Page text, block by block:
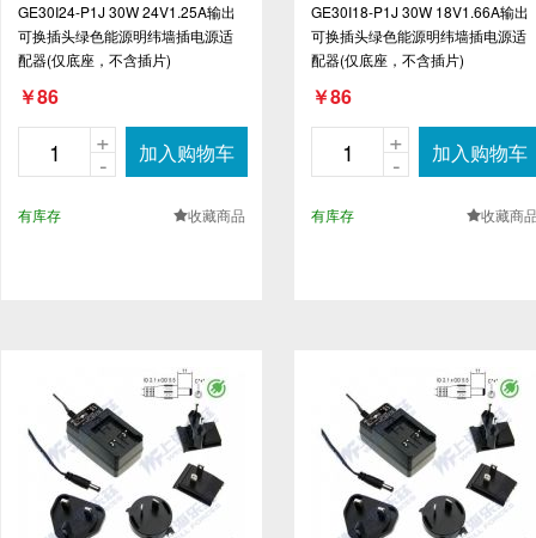
GE30I24-P1J 30W 24V1.25A输出
可换插头绿色能源明纬墙插电源适
配器(仅底座，不含插片)
￥86
-
+ 加入购物车
有库存 .收藏商品
GE30I18-P1J 30W 18V1.66A输出
可换插头绿色能源明纬墙插电源适
配器(仅底座，不含插片)
￥86
-
+ 加入购物车
有库存 .收藏商